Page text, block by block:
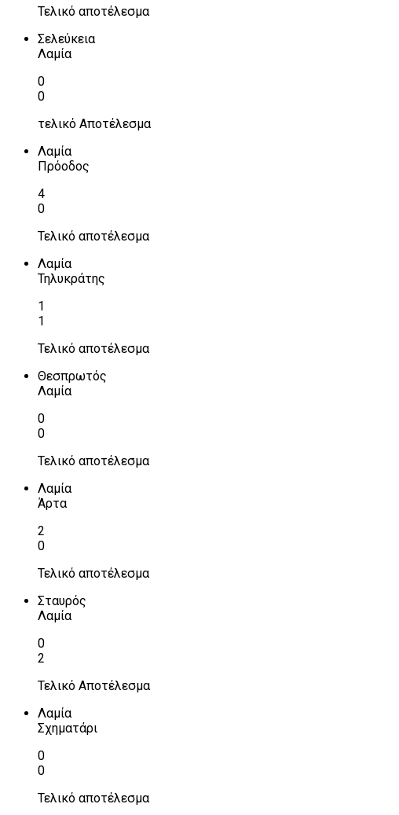
Τελικό αποτέλεσμα
Σελεύκεια
Λαμία
0
0
τελικό Αποτέλεσμα
Λαμία
Πρόοδος
4
0
Τελικό αποτέλεσμα
Λαμία
Τηλυκράτης
1
1
Τελικό αποτέλεσμα
Θεσπρωτός
Λαμία
0
0
Τελικό αποτέλεσμα
Λαμία
Άρτα
2
0
Τελικό αποτέλεσμα
Σταυρός
Λαμία
0
2
Τελικό Αποτέλεσμα
Λαμία
Σχηματάρι
0
0
Τελικό αποτέλεσμα